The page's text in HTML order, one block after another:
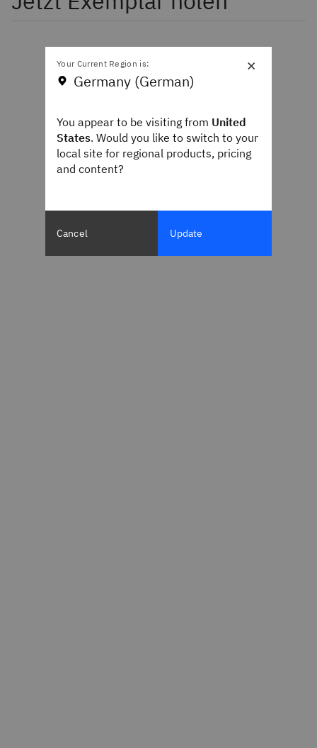
×
Your Current Region is:
Germany (German)
You appear to be visiting from United
States. Would you like to switch to your
local site for regional products, pricing
and content?
Cancel Update